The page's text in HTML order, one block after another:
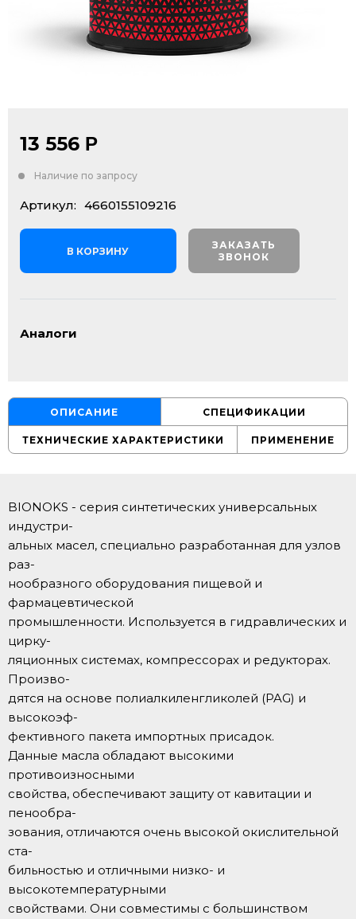
13 556 Р
Наличие по запросу
Артикул: 4660155109216
В КОРЗИНУ
ЗАКАЗАТЬ
ЗВОНОК
Аналоги
ОПИСАНИЕ СПЕЦИФИКАЦИИ
ТЕХНИЧЕСКИЕ ХАРАКТЕРИСТИКИ ПРИМЕНЕНИЕ
BIONOKS - серия синтетических универсальных
индустри-
альных масел, специально разработанная для узлов
раз-
нообразного оборудования пищевой и
фармацевтической
промышленности. Используется в гидравлических и
цирку-
ляционных системах, компрессорах и редукторах.
Произво-
дятся на основе полиалкиленгликолей (PAG) и
высокоэф-
фективного пакета импортных присадок.
Данные масла обладают высокими
противоизносными
свойства, обеспечивают защиту от кавитации и
пенообра-
зования, отличаются очень высокой окислительной
ста-
бильностью и отличными низко- и
высокотемпературными
свойствами. Они совместимы с большинством